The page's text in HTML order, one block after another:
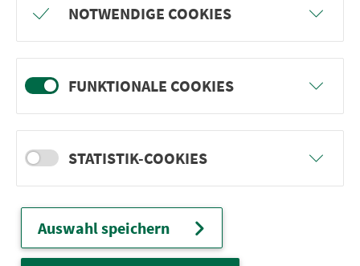
es im Steigerwald, mit An­schluss an die
Seilbahn am Ochsenkopf fahren die beiden
Linien im Fich­tel­ge­bir­ge. Mehr Infos unter
www.vgn.de/frei­zeit­li­ni­en.
Ver­kehrs­ver­bund Groß­raum
Nürn­berg
22.000 Qua­drat­ki­lo­me­ter. 130 Ver­kehrs­un­
ter­neh­men. 1.100 Linien. Eine Fahr­kar­te.
NOTWENDIGE COOKIES
FUNKTIONALE COOKIES
STATISTIK-COOKIES
Auswahl speichern